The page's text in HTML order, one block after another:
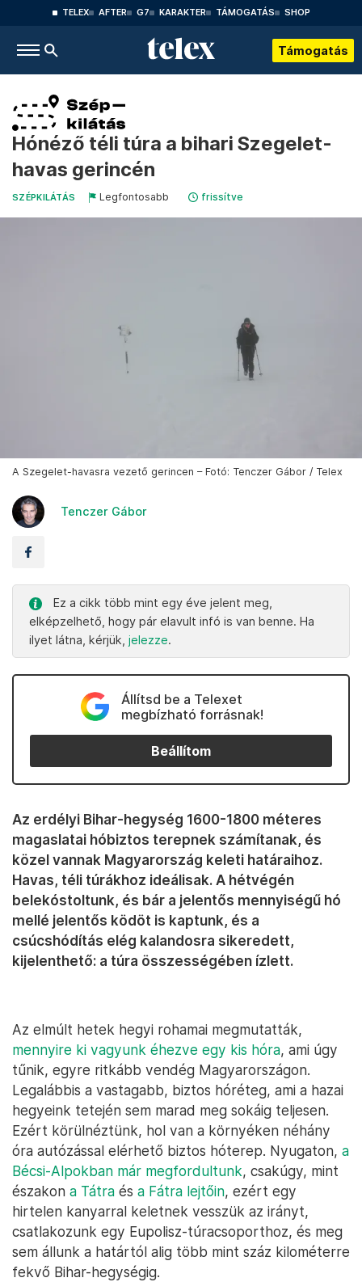
TELEX AFTER G7 KARAKTER TÁMOGATÁS SHOP
Támogatás
Hónéző téli túra a bihari Szegelet-
havas gerincén
SZÉPKILÁTÁS Legfontosabb frissítve
A Szegelet-havasra vezető gerincen – Fotó: Tenczer Gábor / Telex
Tenczer Gábor
Ez a cikk több mint egy éve jelent meg,
elképzelhető, hogy pár elavult infó is van benne. Ha
ilyet látna, kérjük, jelezze.
Állítsd be a Telexet
megbízható forrásnak!
Beállítom
Az erdélyi Bihar-hegység 1600-1800 méteres
magaslatai hóbiztos terepnek számítanak, és
közel vannak Magyarország keleti határaihoz.
Havas, téli túrákhoz ideálisak. A hétvégén
belekóstoltunk, és bár a jelentős mennyiségű hó
mellé jelentős ködöt is kaptunk, és a
csúcshódítás elég kalandosra sikeredett,
kijelenthető: a túra összességében ízlett.
Az elmúlt hetek hegyi rohamai megmutatták,
mennyire ki vagyunk éhezve egy kis hóra, ami úgy
tűnik, egyre ritkább vendég Magyarországon.
Legalábbis a vastagabb, biztos hóréteg, ami a hazai
hegyeink tetején sem marad meg sokáig teljesen.
Ezért körülnéztünk, hol van a környéken néhány
óra autózással elérhető biztos hóterep. Nyugaton, a
Bécsi-Alpokban már megfordultunk, csakúgy, mint
északon a Tátra és a Fátra lejtőin, ezért egy
hirtelen kanyarral keletnek vesszük az irányt,
csatlakozunk egy Eupolisz-túracsoporthoz, és meg
sem állunk a határtól alig több mint száz kilométerre
fekvő Bihar-hegységig.